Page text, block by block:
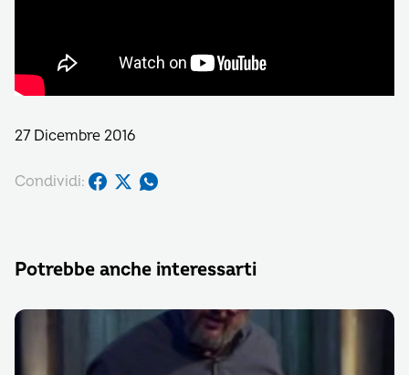
27 Dicembre 2016
Condividi:
Potrebbe anche interessarti